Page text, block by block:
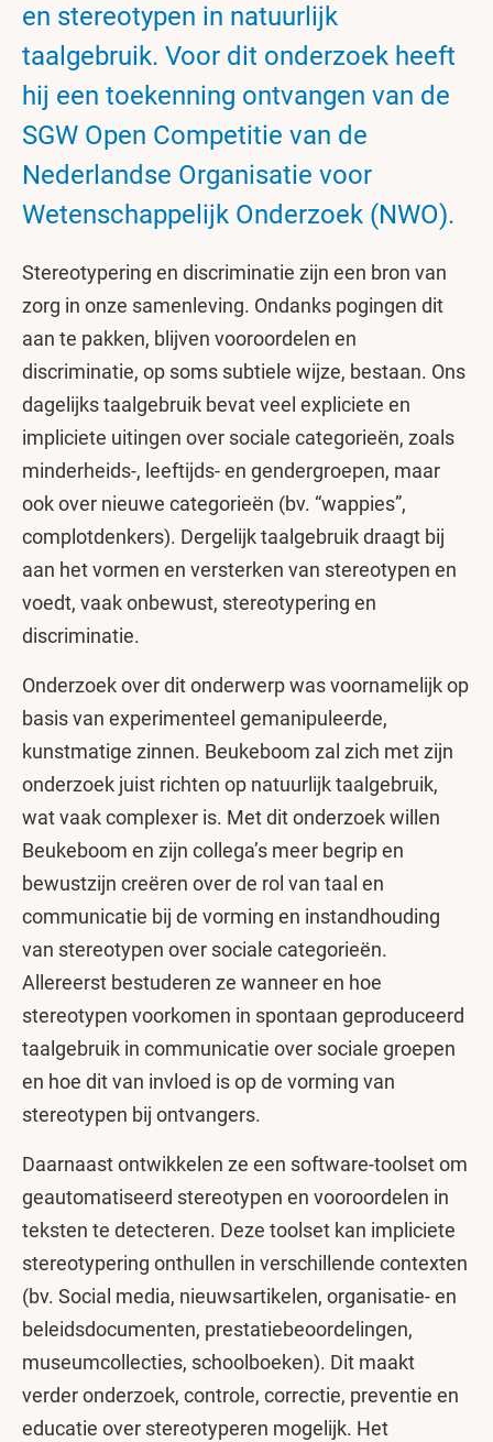
en stereotypen in natuurlijk
taalgebruik. Voor dit onderzoek heeft
hij een toekenning ontvangen van de
SGW Open Competitie van de
Nederlandse Organisatie voor
Wetenschappelijk Onderzoek (NWO).
Stereotypering en discriminatie zijn een bron van
zorg in onze samenleving. Ondanks pogingen dit
aan te pakken, blijven vooroordelen en
discriminatie, op soms subtiele wijze, bestaan. Ons
dagelijks taalgebruik bevat veel expliciete en
impliciete uitingen over sociale categorieën, zoals
minderheids-, leeftijds- en gendergroepen, maar
ook over nieuwe categorieën (bv. “wappies”,
complotdenkers). Dergelijk taalgebruik draagt bij
aan het vormen en versterken van stereotypen en
voedt, vaak onbewust, stereotypering en
discriminatie.
Onderzoek over dit onderwerp was voornamelijk op
basis van experimenteel gemanipuleerde,
kunstmatige zinnen. Beukeboom zal zich met zijn
onderzoek juist richten op natuurlijk taalgebruik,
wat vaak complexer is. Met dit onderzoek willen
Beukeboom en zijn collega’s meer begrip en
bewustzijn creëren over de rol van taal en
communicatie bij de vorming en instandhouding
van stereotypen over sociale categorieën.
Allereerst bestuderen ze wanneer en hoe
stereotypen voorkomen in spontaan geproduceerd
taalgebruik in communicatie over sociale groepen
en hoe dit van invloed is op de vorming van
stereotypen bij ontvangers.
Daarnaast ontwikkelen ze een software-toolset om
geautomatiseerd stereotypen en vooroordelen in
teksten te detecteren. Deze toolset kan impliciete
stereotypering onthullen in verschillende contexten
(bv. Social media, nieuwsartikelen, organisatie- en
beleidsdocumenten, prestatiebeoordelingen,
museumcollecties, schoolboeken). Dit maakt
verder onderzoek, controle, correctie, preventie en
educatie over stereotyperen mogelijk. Het